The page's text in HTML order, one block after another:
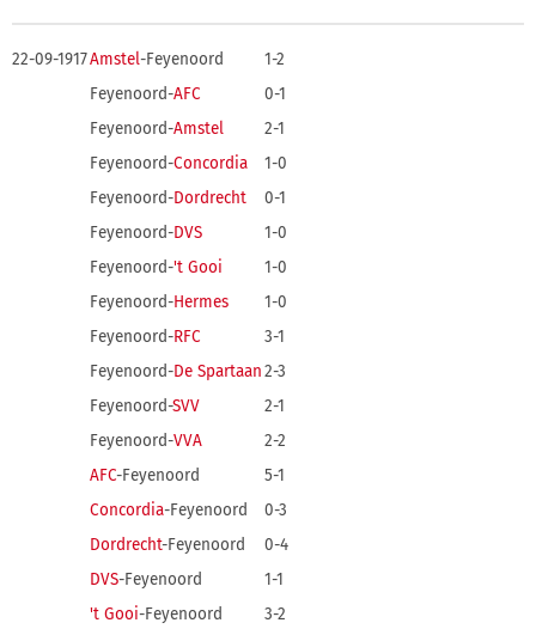
22-09-1917Amstel-Feyenoord
1-2
Feyenoord-AFC
0-1
Feyenoord-Amstel
2-1
Feyenoord-Concordia
1-0
Feyenoord-Dordrecht
0-1
Feyenoord-DVS
1-0
Feyenoord-'t Gooi
1-0
Feyenoord-Hermes
1-0
Feyenoord-RFC
3-1
Feyenoord-De Spartaan2-3
Feyenoord-SVV
2-1
Feyenoord-VVA
2-2
AFC-Feyenoord
5-1
Concordia-Feyenoord
0-3
Dordrecht-Feyenoord
0-4
DVS-Feyenoord
1-1
't Gooi-Feyenoord
3-2